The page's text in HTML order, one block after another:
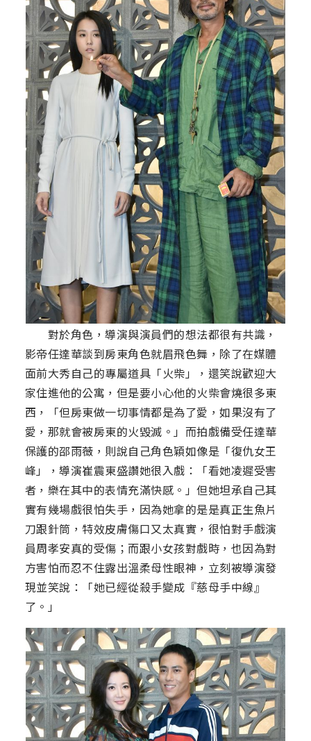
對於角色，導演與演員們的想法都很有共識，
影帝任達華談到房東角色就眉飛色舞，除了在媒體
面前大秀自己的專屬道具「火柴」，還笑說歡迎大
家住進他的公寓，但是要小心他的火柴會燒很多東
西，「但房東做一切事情都是為了愛，如果沒有了
愛，那就會被房東的火毀滅。」而拍戲備受任達華
保護的邵雨薇，則說自己角色穎如像是「復仇女王
峰」，導演崔震東盛讚她很入戲：「看她凌遲受害
者，樂在其中的表情充滿快感。」但她坦承自己其
實有幾場戲很怕失手，因為她拿的是是真正生魚片
刀跟針筒，特效皮膚傷口又太真實，很怕對手戲演
員周孝安真的受傷；而跟小女孩對戲時，也因為對
方害怕而忍不住露出溫柔母性眼神，立刻被導演發
現並笑說：「她已經從殺手變成『慈母手中線』
了。」